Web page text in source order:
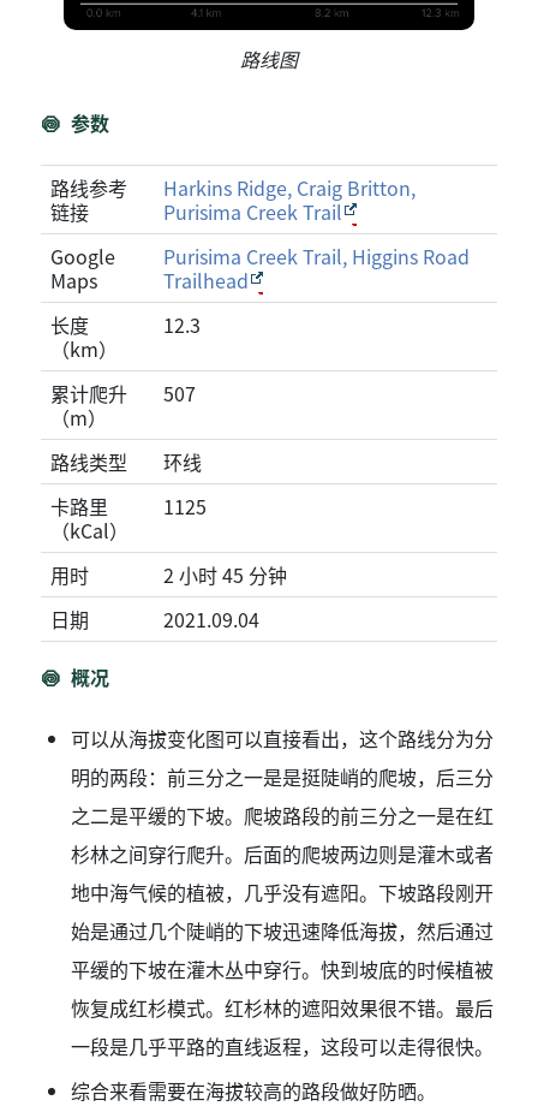
路线图
参数
路线参考
链接
Harkins Ridge, Craig Britton,
Purisima Creek Trail
Google
Maps
Purisima Creek Trail, Higgins Road
Trailhead
长度
（km）
12.3
累计爬升
（m）
507
路线类型
环线
卡路里
（kCal）
1125
用时
2 小时 45 分钟
日期
2021.09.04
概况
可以从海拔变化图可以直接看出，这个路线分为分
明的两段：前三分之一是是挺陡峭的爬坡，后三分
之二是平缓的下坡。爬坡路段的前三分之一是在红
杉林之间穿行爬升。后面的爬坡两边则是灌木或者
地中海气候的植被，几乎没有遮阳。下坡路段刚开
始是通过几个陡峭的下坡迅速降低海拔，然后通过
平缓的下坡在灌木丛中穿行。快到坡底的时候植被
恢复成红杉模式。红杉林的遮阳效果很不错。最后
一段是几乎平路的直线返程，这段可以走得很快。
综合来看需要在海拔较高的路段做好防晒。